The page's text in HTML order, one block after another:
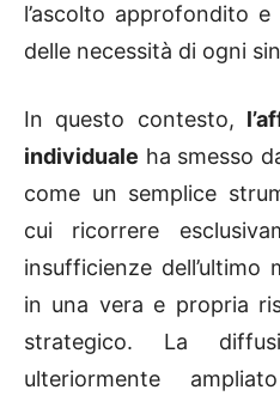
l’ascolto approfondito
delle necessità di ogni
In questo contesto,
individuale ha smesso
come un semplice
cui ricorrere
insufficienze dell’ultimo
in una vera e propria
strategico. La
ulteriormente